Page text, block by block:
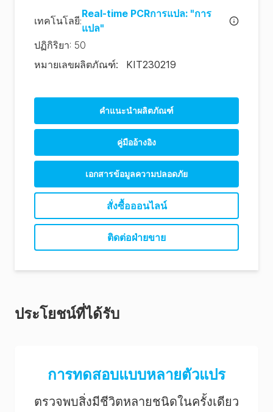
เทคโนโลยี:
Real-time PCRการแปล: "การ
แปล"
ปฏิกิริยา: 50
หมายเลขผลิตภัณฑ์: KIT230219
คําแนะนําผลิตภัณฑ์
คู่มืออ้างอิง
เอกสารข้อมูลความปลอดภัย
สั่งซื้อออนไลน์
ติดต่อฝ่ายขาย
ประโยชน์ที่ได้รับ
การทดสอบแบบหลายตัวแปร
ตรวจพบสิ่งมีชีวิตหลายชนิดในครั้งเดียว